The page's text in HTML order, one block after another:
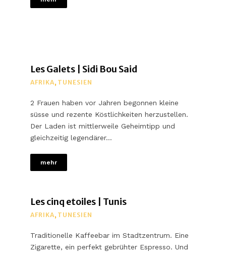
Les Galets | Sidi Bou Said
AFRIKA, TUNESIEN
2 Frauen haben vor Jahren begonnen kleine
süsse und rezente Köstlichkeiten herzustellen.
Der Laden ist mittlerweile Geheimtipp und
gleichzeitig legendärer…
mehr
Les cinq etoiles | Tunis
AFRIKA, TUNESIEN
Traditionelle Kaffeebar im Stadtzentrum. Eine
Zigarette, ein perfekt gebrühter Espresso. Und